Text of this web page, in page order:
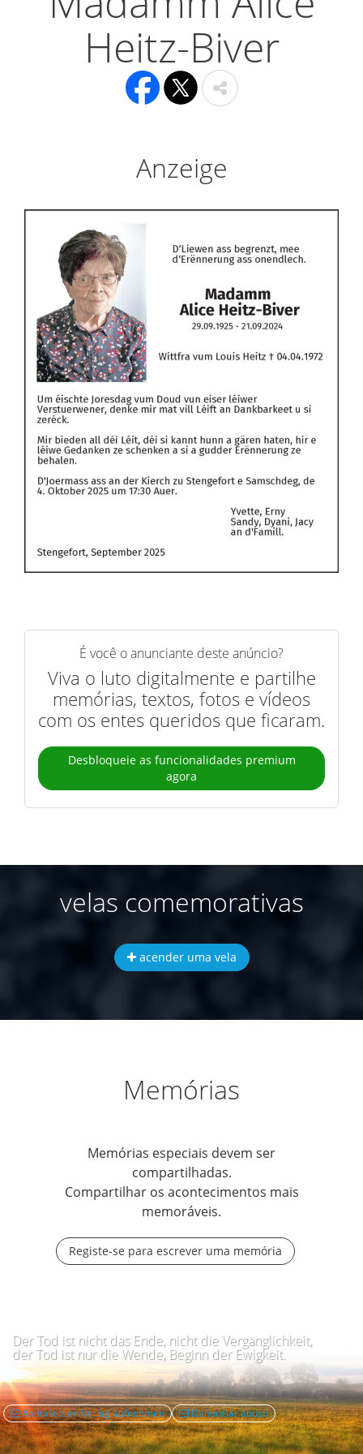
Heitz-Biver
Anzeige
É você o anunciante deste anúncio?
Viva o luto digitalmente e partilhe
memórias, textos, fotos e vídeos
com os entes queridos que ficaram.
Desbloqueie as funcionalidades premium
agora
velas comemorativas
acender uma vela
Memórias
Memórias especiais devem ser
compartilhadas.
Compartilhar os acontecimentos mais
memoráveis.
Registe-se para escrever uma memória
Der Tod ist nicht das Ende, nicht die Vergänglichkeit,
der Tod ist nur die Wende, Beginn der Ewigkeit.
Kontakt zum Verlag aufnehmen Denunciar abuso